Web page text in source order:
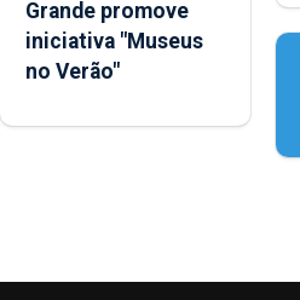
Grande promove
iniciativa "Museus
no Verão"